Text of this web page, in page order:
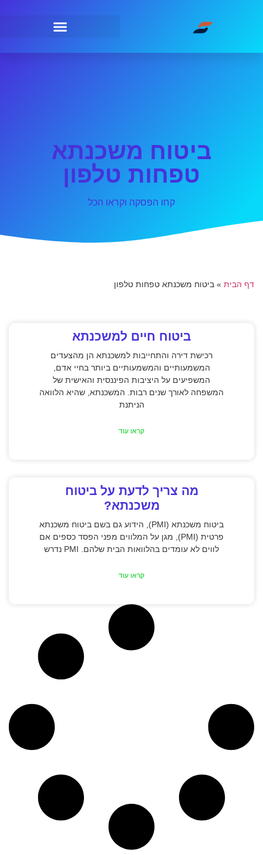
ביטוח משכנתא
טפחות טלפון
קחו הפסקה וקראו הכל
דף הבית » ביטוח משכנתא טפחות טלפון
ביטוח חיים למשכנתא
רכישת דירה והתחייבות למשכנתא הן מהצעדים
המשמעותיים והמשמעותיים ביותר בחיי אדם,
המשפיעים על היציבות הפיננסית והאישית של
המשפחה לאורך שנים רבות. המשכנתא, שהיא הלוואה
הניתנת
קראו עוד
מה צריך לדעת על ביטוח
משכנתא?
ביטוח משכנתא (PMI), הידוע גם בשם ביטוח משכנתא
פרטית (PMI), מגן על המלווים מפני הפסד כספים אם
לווים לא עומדים בהלוואות הבית שלהם. PMI נדרש
קראו עוד